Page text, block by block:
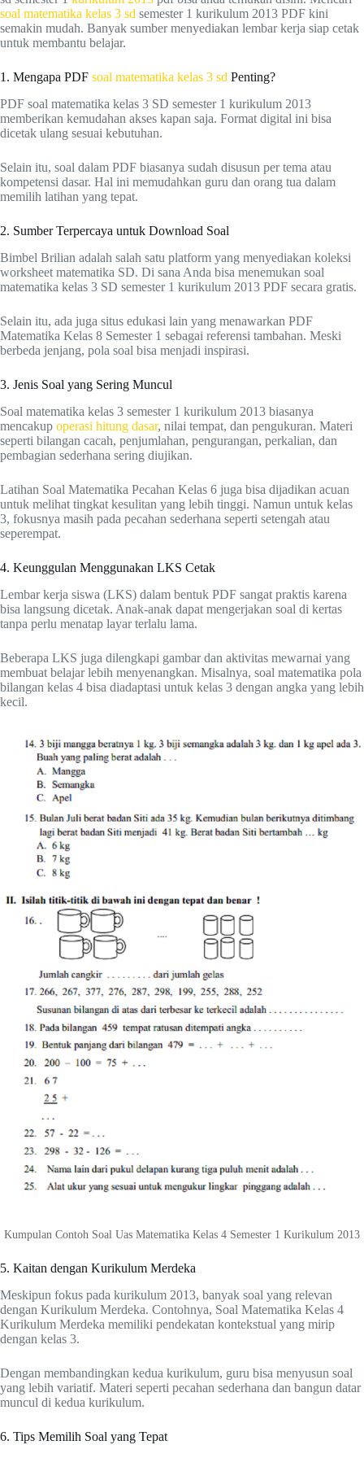
soal matematika kelas 3 sd semester 1 kurikulum 2013 PDF kini
semakin mudah. Banyak sumber menyediakan lembar kerja siap cetak
untuk membantu belajar.
1. Mengapa PDF soal matematika kelas 3 sd Penting?
PDF soal matematika kelas 3 SD semester 1 kurikulum 2013
memberikan kemudahan akses kapan saja. Format digital ini bisa
dicetak ulang sesuai kebutuhan.
Selain itu, soal dalam PDF biasanya sudah disusun per tema atau
kompetensi dasar. Hal ini memudahkan guru dan orang tua dalam
memilih latihan yang tepat.
2. Sumber Terpercaya untuk Download Soal
Bimbel Brilian adalah salah satu platform yang menyediakan koleksi
worksheet matematika SD. Di sana Anda bisa menemukan soal
matematika kelas 3 SD semester 1 kurikulum 2013 PDF secara gratis.
Selain itu, ada juga situs edukasi lain yang menawarkan PDF
Matematika Kelas 8 Semester 1 sebagai referensi tambahan. Meski
berbeda jenjang, pola soal bisa menjadi inspirasi.
3. Jenis Soal yang Sering Muncul
Soal matematika kelas 3 semester 1 kurikulum 2013 biasanya
mencakup operasi hitung dasar, nilai tempat, dan pengukuran. Materi
seperti bilangan cacah, penjumlahan, pengurangan, perkalian, dan
pembagian sederhana sering diujikan.
Latihan Soal Matematika Pecahan Kelas 6 juga bisa dijadikan acuan
untuk melihat tingkat kesulitan yang lebih tinggi. Namun untuk kelas
3, fokusnya masih pada pecahan sederhana seperti setengah atau
seperempat.
4. Keunggulan Menggunakan LKS Cetak
Lembar kerja siswa (LKS) dalam bentuk PDF sangat praktis karena
bisa langsung dicetak. Anak-anak dapat mengerjakan soal di kertas
tanpa perlu menatap layar terlalu lama.
Beberapa LKS juga dilengkapi gambar dan aktivitas mewarnai yang
membuat belajar lebih menyenangkan. Misalnya, soal matematika pola
bilangan kelas 4 bisa diadaptasi untuk kelas 3 dengan angka yang lebih
kecil.
Kumpulan Contoh Soal Uas Matematika Kelas 4 Semester 1 Kurikulum 2013
5. Kaitan dengan Kurikulum Merdeka
Meskipun fokus pada kurikulum 2013, banyak soal yang relevan
dengan Kurikulum Merdeka. Contohnya, Soal Matematika Kelas 4
Kurikulum Merdeka memiliki pendekatan kontekstual yang mirip
dengan kelas 3.
Dengan membandingkan kedua kurikulum, guru bisa menyusun soal
yang lebih variatif. Materi seperti pecahan sederhana dan bangun datar
muncul di kedua kurikulum.
6. Tips Memilih Soal yang Tepat